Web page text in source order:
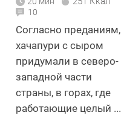
10
Согласно преданиям,
хачапури с сыром
придумали в северо-
западной части
страны, в горах, где
работающие целый ...